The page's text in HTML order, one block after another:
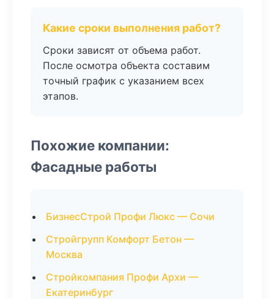
Какие сроки выполнения работ?
Сроки зависят от объема работ.
После осмотра объекта составим
точный график с указанием всех
этапов.
Похожие компании:
Фасадные работы
БизнесСтрой Профи Люкс — Сочи
Стройгрупп Комфорт Бетон —
Москва
Стройкомпания Профи Архи —
Екатеринбург